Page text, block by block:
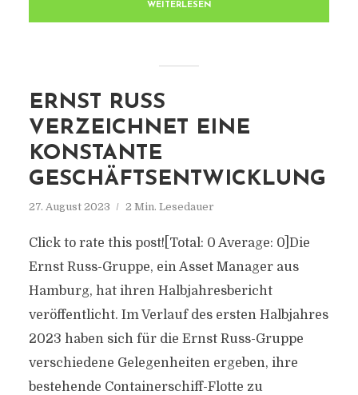
WEITERLESEN
ERNST RUSS
VERZEICHNET EINE
KONSTANTE
GESCHÄFTSENTWICKLUNG
27. August 2023 2 Min. Lesedauer
Click to rate this post![Total: 0 Average: 0]Die
Ernst Russ-Gruppe, ein Asset Manager aus
Hamburg, hat ihren Halbjahresbericht
veröffentlicht. Im Verlauf des ersten Halbjahres
2023 haben sich für die Ernst Russ-Gruppe
verschiedene Gelegenheiten ergeben, ihre
bestehende Containerschiff-Flotte zu